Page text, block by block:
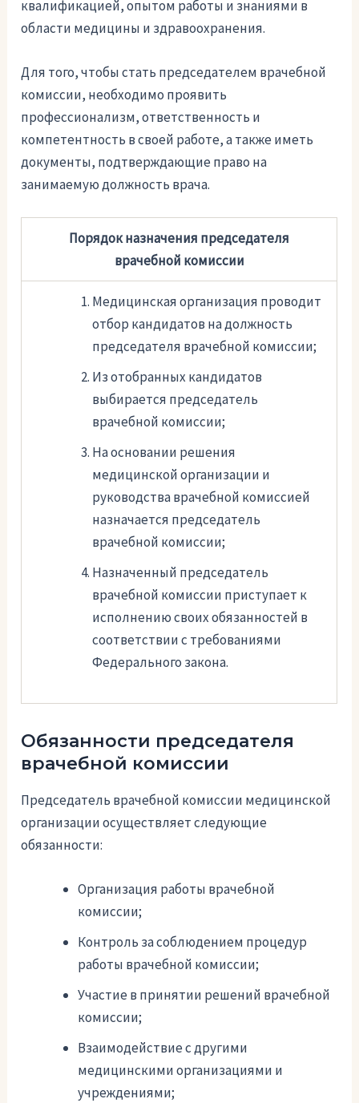
квалификацией, опытом работы и знаниями в
области медицины и здравоохранения.
Для того, чтобы стать председателем врачебной
комиссии, необходимо проявить
профессионализм, ответственность и
компетентность в своей работе, а также иметь
документы, подтверждающие право на
занимаемую должность врача.
Порядок назначения председателя
врачебной комиссии
Медицинская организация проводит
отбор кандидатов на должность
председателя врачебной комиссии;
Из отобранных кандидатов
выбирается председатель
врачебной комиссии;
На основании решения
медицинской организации и
руководства врачебной комиссией
назначается председатель
врачебной комиссии;
Назначенный председатель
врачебной комиссии приступает к
исполнению своих обязанностей в
соответствии с требованиями
Федерального закона.
Обязанности председателя
врачебной комиссии
Председатель врачебной комиссии медицинской
организации осуществляет следующие
обязанности:
Организация работы врачебной
комиссии;
Контроль за соблюдением процедур
работы врачебной комиссии;
Участие в принятии решений врачебной
комиссии;
Взаимодействие с другими
медицинскими организациями и
учреждениями;